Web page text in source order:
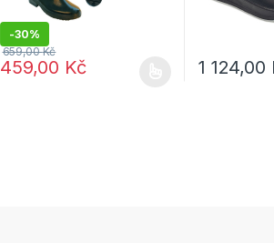
-30%
459,00 Kč
659,00Kč
Tento produkt má více variant. Možnosti lze
1 124,00
Tento